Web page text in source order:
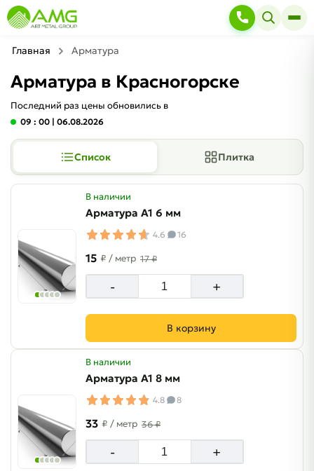
Главная Арматура
Арматура в Красногорске
Последний раз цены обновились в
09 : 00 | 06.08.2026
Список Плитка
В наличии
Арматура А1 6 мм
4.6 16
15 ₽ / метр 17 ₽
- +
В корзину
В наличии
Арматура А1 8 мм
4.8 8
33 ₽ / метр 36 ₽
- +